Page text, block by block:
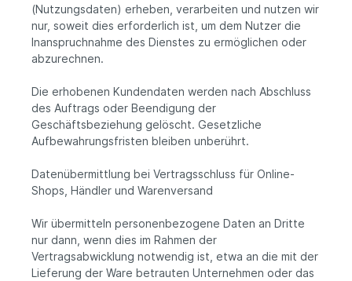
(Nutzungsdaten) erheben, verarbeiten und nutzen wir
nur, soweit dies erforderlich ist, um dem Nutzer die
Inanspruchnahme des Dienstes zu ermöglichen oder
abzurechnen.
Die erhobenen Kundendaten werden nach Abschluss
des Auftrags oder Beendigung der
Geschäftsbeziehung gelöscht. Gesetzliche
Aufbewahrungsfristen bleiben unberührt.
Datenübermittlung bei Vertragsschluss für Online-
Shops, Händler und Warenversand
Wir übermitteln personenbezogene Daten an Dritte
nur dann, wenn dies im Rahmen der
Vertragsabwicklung notwendig ist, etwa an die mit der
Lieferung der Ware betrauten Unternehmen oder das